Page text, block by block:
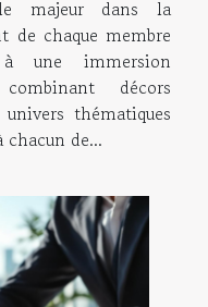
majeur dans la
de chaque membre
une immersion
décors
thématiques
de...